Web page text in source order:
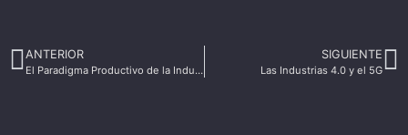
ANTERIOR
El Paradigma Productivo de la Industria 4.0
SIGUIENTE
Las Industrias 4.0 y el 5G